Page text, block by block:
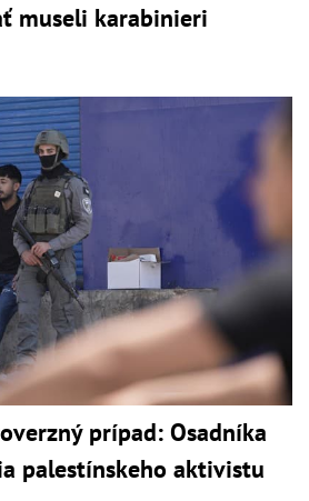
museli karabinieri
prípad: Osadníka
palestínskeho aktivistu